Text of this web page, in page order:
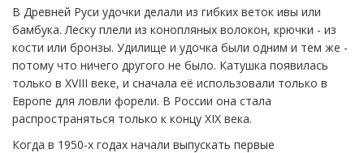
В Древней Руси удочки делали из гибких веток ивы или
бамбука. Леску плели из конопляных волокон, крючки - из
кости или бронзы. Удилище и удочка были одним и тем же -
потому что ничего другого не было. Катушка появилась
только в XVIII веке, и сначала её использовали только в
Европе для ловли форели. В России она стала
распространяться только к концу XIX века.
Когда в 1950-х годах начали выпускать первые